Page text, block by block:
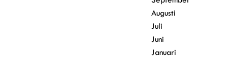
Augusti
Juli
Juni
Januari